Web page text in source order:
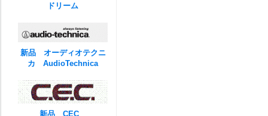
ドリーム
新品 オーディオテクニ
カ AudioTechnica
新品 CEC